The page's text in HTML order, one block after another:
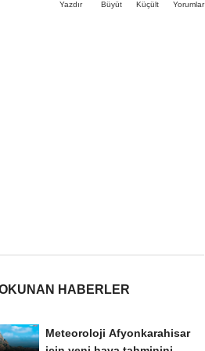
Yazdır Büyüt Küçült Yorumlar
HABERLER
Meteoroloji Afyonkarahisar